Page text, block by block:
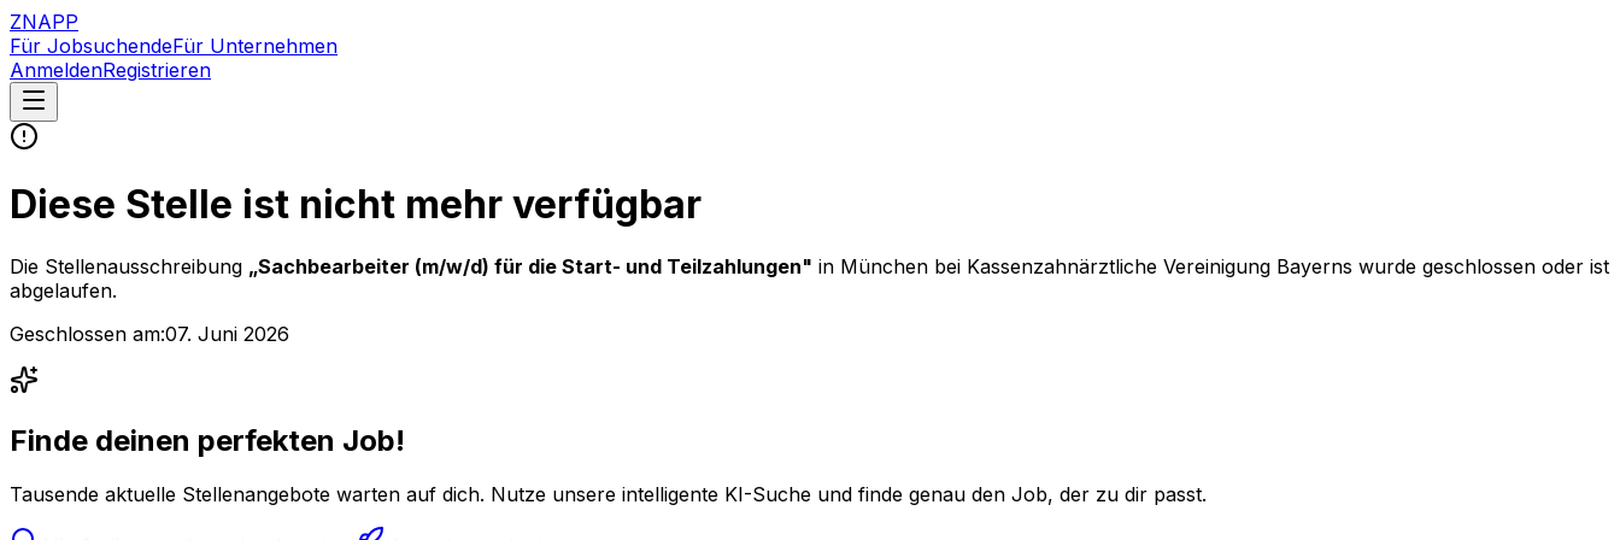
ZNAPP
Für JobsuchendeFür Unternehmen
AnmeldenRegistrieren
Diese Stelle ist nicht mehr verfügbar
Die Stellenausschreibung „Sachbearbeiter (m/w/d) für die Start- und Teilzahlungen" in München bei Kassenzahnärztliche Vereinigung Bayerns wurde geschlossen oder ist
abgelaufen.
Geschlossen am:07. Juni 2026
Finde deinen perfekten Job!
Tausende aktuelle Stellenangebote warten auf dich. Nutze unsere intelligente KI-Suche und finde genau den Job, der zu dir passt.